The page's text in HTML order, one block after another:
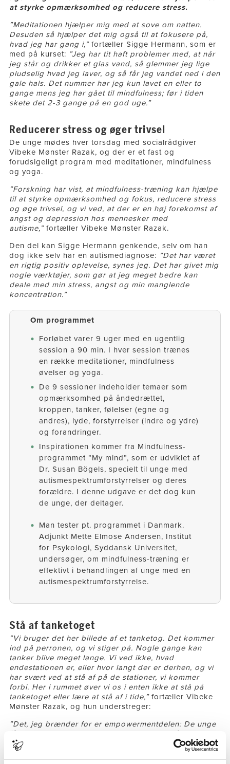
at styrke opmærksomhed og reducere stress.
”Meditationen hjælper mig med at sove om natten.
Desuden så hjælper det mig også til at fokusere på,
hvad jeg har gang i,”fortæller Sigge Hermann, som er
med på kurset: ”Jeg har tit haft problemer med, at når
jeg står og drikker et glas vand, så glemmer jeg lige
pludselig hvad jeg laver, og så får jeg vandet ned i den
gale hals. Det nummer har jeg kun lavet en eller to
gange mens jeg har gået til mindfulness; før i tiden
skete det 2-3 gange på en god uge.”
Reducerer stress og øger trivsel
De unge mødes hver torsdag med socialrådgiver
Vibeke Mønster Razak, og der er et fast og
forudsigeligt program med meditationer, mindfulness
og yoga.
”Forskning har vist, at mindfulness-træning kan hjælpe
til at styrke opmærksomhed og fokus, reducere stress
og øge trivsel, og vi ved, at der er en høj forekomst af
angst og depression hos mennesker med
autisme,”fortæller Vibeke Mønster Razak.
Den del kan Sigge Hermann genkende, selv om han
dog ikke selv har en autismediagnose: ”Det har været
en rigtig positiv oplevelse, synes jeg. Det har givet mig
nogle værktøjer, som gør at jeg meget bedre kan
deale med min stress, angst og min manglende
koncentration.”
Om programmet
Forløbet varer 9 uger med en ugentlig
session a 90 min. I hver session trænes
en række meditationer, mindfulness
øvelser og yoga.​
De 9 sessioner indeholder temaer som
opmærksomhed på åndedrættet,
kroppen, tanker, følelser (egne og
andres), lyde, forstyrrelser (indre og ydre)
og forandringer.
Inspirationen kommer fra Mindfulness-
programmet ”My mind”, som er udviklet af
Dr. Susan Bögels, specielt til unge med
autismespektrumforstyrrelser og deres
forældre. I denne udgave er det dog kun
de unge, der deltager.
Man tester pt. programmet i Danmark.
Adjunkt Mette Elmose Andersen, Institut
for Psykologi, Syddansk Universitet,
undersøger, om mindfulness-træning er
effektivt i behandlingen af unge med en
autismespektrumforstyrrelse.​
Stå af tanketoget
”Vi bruger det her billede af et tanketog. Det kommer
ind på perronen, og vi stiger på. Nogle gange kan
tanker blive meget lange. Vi ved ikke, hvad
endestationen er, eller hvor langt der er derhen, og vi
har svært ved at stå af på de stationer, vi kommer
forbi. Her i rummet øver vi os i enten ikke at stå på
tanketoget eller lære at stå af i tide,” fortæller Vibeke
Mønster Razak, og hun understreger:
”Det, jeg brænder for er empowermentdelen: De unge
får nogle redskaber til sig selv, som de også kan
bruge, når de ikke lige er her med mig.”
Og netop den del har Martin Christiansen taget med